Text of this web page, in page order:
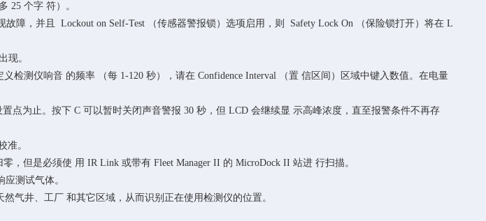
25 个字 符）。
障，并且 Lockout on Self-Test （传感器警报锁）选项启用，则 Safety Lock On （保险锁打开）将在 L
现。
检测仪响音 的频率 （每 1-120 秒），请在 Confidence Interval （置 信区间）区域中键入数值。在电量
置点为止。按下 C 可以暂时关闭声音警报 30 秒，但 LCD 会继续显 示高峰浓度，直至报警条件不再存
准。
，但是必须使 用 IR Link 或带有 Fleet Manager II 的 MicroDock II 站进 行扫描。
应测试气体。
气井、工厂 和其它区域，从而识别正在使用检测仪的位置。